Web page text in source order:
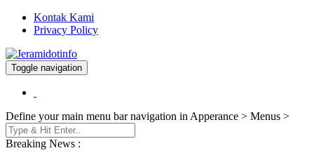
Kontak Kami
Privacy Policy
Jeramidotinfo
Berita dan Informasi Terkini
Toggle navigation
Define your main menu bar navigation in Apperance > Menus >
Breaking News :